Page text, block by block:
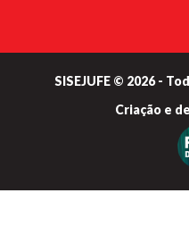
SISEJUFE © 2026 -
Criação e